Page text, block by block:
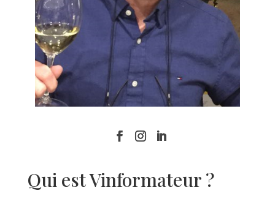
Qui est Vinformateur ?